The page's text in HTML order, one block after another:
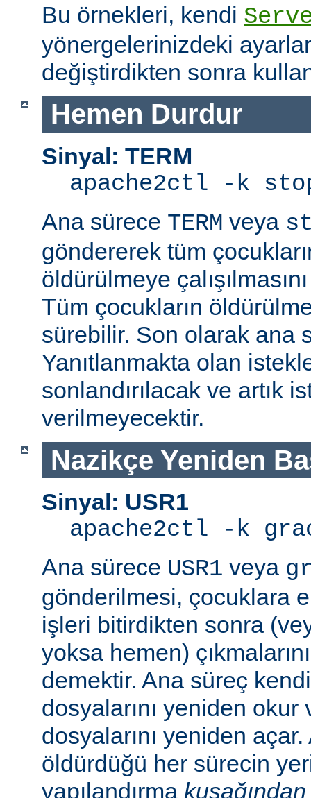
Bu örnekleri, kendi
yönergelerinizdeki
değiştirdikten sonra
Hemen Durdur
Sinyal: TERM
apache2ctl -k
Ana sürece TERM veya
göndererek tüm
öldürülmeye
Tüm çocukların
sürebilir. Son olarak ana
Yanıtlanmakta olan
sonlandırılacak ve artık
verilmeyecektir.
Nazikçe Yeniden
Sinyal: USR1
apache2ctl -k
Ana sürece USR1 veya
gönderilmesi, çocuklara
işleri bitirdikten sonra
yoksa hemen)
demektir. Ana süreç
dosyalarını yeniden
dosyalarını yeniden
öldürdüğü her sürecin
yapılandırma kuşağından